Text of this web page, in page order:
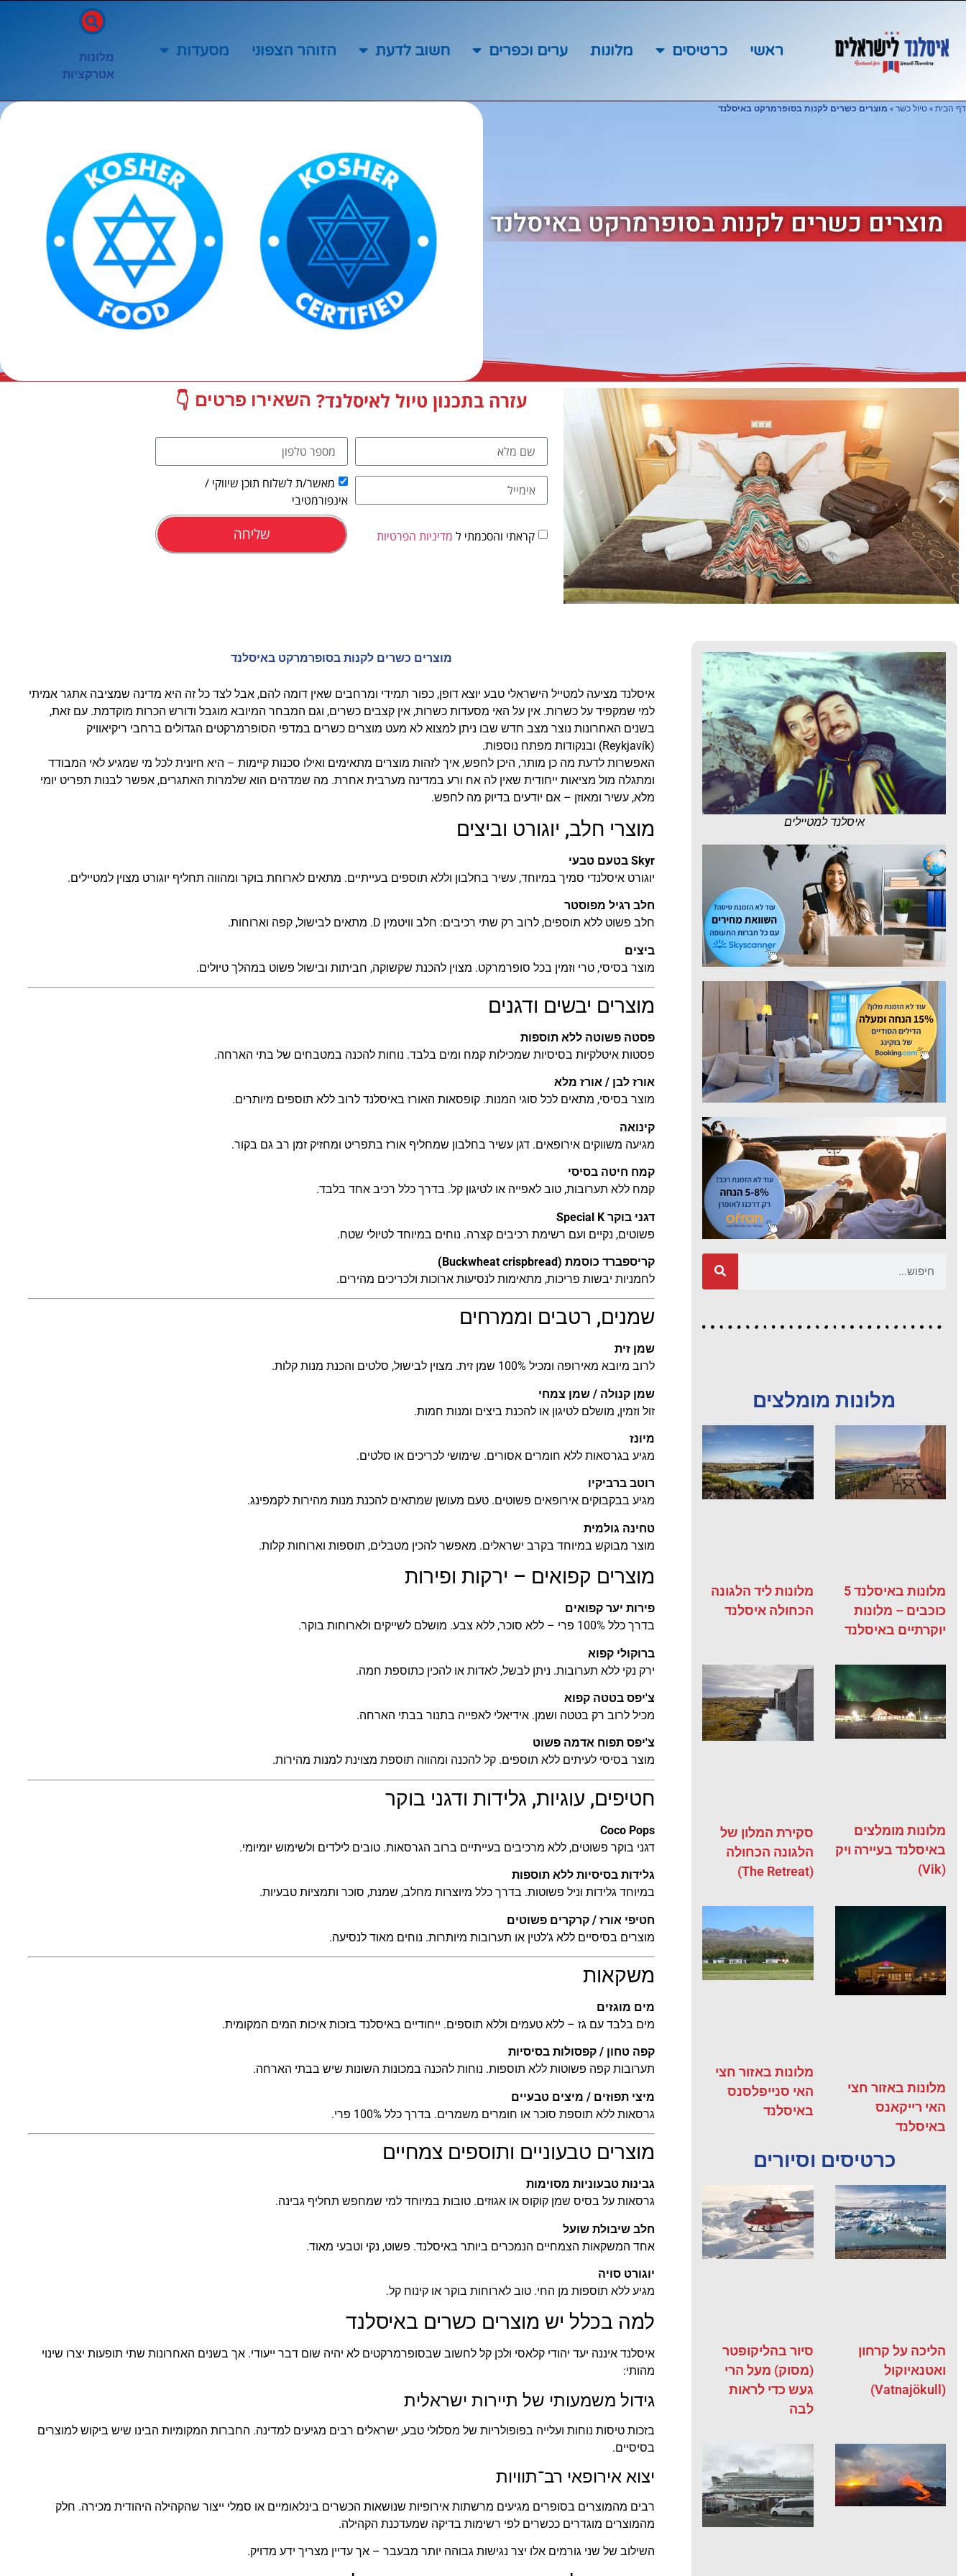
ראשי כרטיסים מלונות ערים וכפרים חשוב לדעת הזוהר הצפוני מסעדות
מלונות
אטרקציות
דף הבית» טיול כשר» מוצרים כשרים לקנות בסופרמרקט באיסלנד
מוצרים כשרים לקנות בסופרמרקט באיסלנד
מלונות
מציאת מלון
מומלץ?
לחצו
פה!
טיסות
טיסה זולה?
לחצו
השוואת מחירים
עזרה בתכנון טיול לאיסלנד? השאירו פרטים 👇
מאשר/ת לשלוח תוכן שיווקי /
אינפורמטיבי
קראתי והסכמתי ל מדיניות הפרטיות שליחה
איסלנד למטיילים
מלונות מומלצים
מלונות באיסלנד 5
כוכבים – מלונות
יוקרתיים באיסלנד
מלונות ליד הלגונה
הכחולה איסלנד
מלונות מומלצים
באיסלנד בעיירה ויק
(Vik)
סקירת המלון של
הלגונה הכחולה
(The Retreat)
מלונות באזור חצי
האי רייקאנס
באיסלנד
מלונות באזור חצי
האי סנייפלסנס
באיסלנד
כרטיסים וסיורים
הליכה על קרחון
ואטנאיוקול
(Vatnajökull)
סיור בהליקופטר
(מסוק) מעל הרי
געש כדי לראות
לבה
מוצרים כשרים לקנות בסופרמרקט באיסלנד
איסלנד מציעה למטייל הישראלי טבע יוצא דופן, כפור תמידי ומרחבים שאין דומה להם, אבל לצד כל זה היא מדינה שמציבה אתגר אמיתי
למי שמקפיד על כשרות. אין על האי מסעדות כשרות, אין קצבים כשרים, וגם המבחר המיובא מוגבל ודורש הכרות מוקדמת. עם זאת,
בשנים האחרונות נוצר מצב חדש שבו ניתן למצוא לא מעט מוצרים כשרים במדפי הסופרמרקטים הגדולים ברחבי ריקיאוויק
(Reykjavík) ובנקודות מפתח נוספות.
האפשרות לדעת מה כן מותר, היכן לחפש, איך לזהות מוצרים מתאימים ואילו סכנות קיימות – היא חיונית לכל מי שמגיע לאי המבודד
ומתגלה מול מציאות ייחודית שאין לה אח ורע במדינה מערבית אחרת. מה שמדהים הוא שלמרות האתגרים, אפשר לבנות תפריט יומי
מלא, עשיר ומאוזן – אם יודעים בדיוק מה לחפש.
מוצרי חלב, יוגורט וביצים
Skyr בטעם טבעי
יוגורט איסלנדי סמיך במיוחד, עשיר בחלבון וללא תוספים בעייתיים. מתאים לארוחת בוקר ומהווה תחליף יוגורט מצוין למטיילים.
חלב רגיל מפוסטר
חלב פשוט ללא תוספים, לרוב רק שתי רכיבים: חלב וויטמין D. מתאים לבישול, קפה וארוחות.
ביצים
מוצר בסיסי, טרי וזמין בכל סופרמרקט. מצוין להכנת שקשוקה, חביתות ובישול פשוט במהלך טיולים.
מוצרים יבשים ודגנים
פסטה פשוטה ללא תוספות
פסטות איטלקיות בסיסיות שמכילות קמח ומים בלבד. נוחות להכנה במטבחים של בתי הארחה.
אורז לבן / אורז מלא
מוצר בסיסי, מתאים לכל סוגי המנות. קופסאות האורז באיסלנד לרוב ללא תוספים מיותרים.
קינואה
מגיעה משווקים אירופאים. דגן עשיר בחלבון שמחליף אורז בתפריט ומחזיק זמן רב גם בקור.
קמח חיטה בסיסי
קמח ללא תערובות, טוב לאפייה או לטיגון קל. בדרך כלל רכיב אחד בלבד.
דגני בוקר Special K
פשוטים, נקיים ועם רשימת רכיבים קצרה. נוחים במיוחד לטיולי שטח.
קריספברד כוסמת (Buckwheat crispbread)
לחמניות יבשות פריכות, מתאימות לנסיעות ארוכות ולכריכים מהירים.
שמנים, רטבים וממרחים
שמן זית
לרוב מיובא מאירופה ומכיל 100% שמן זית. מצוין לבישול, סלטים והכנת מנות קלות.
שמן קנולה / שמן צמחי
זול וזמין, מושלם לטיגון או להכנת ביצים ומנות חמות.
מיונז
מגיע בגרסאות ללא חומרים אסורים. שימושי לכריכים או סלטים.
רוטב ברביקיו
מגיע בבקבוקים אירופאים פשוטים. טעם מעושן שמתאים להכנת מנות מהירות לקמפינג.
טחינה גולמית
מוצר מבוקש במיוחד בקרב ישראלים. מאפשר להכין מטבלים, תוספות וארוחות קלות.
מוצרים קפואים – ירקות ופירות
פירות יער קפואים
בדרך כלל 100% פרי – ללא סוכר, ללא צבע. מושלם לשייקים ולארוחות בוקר.
ברוקולי קפוא
ירק נקי ללא תערובות. ניתן לבשל, לאדות או להכין כתוספת חמה.
צ'יפס בטטה קפוא
מכיל לרוב רק בטטה ושמן. אידיאלי לאפייה בתנור בבתי הארחה.
צ'יפס תפוח אדמה פשוט
מוצר בסיסי לעיתים ללא תוספים. קל להכנה ומהווה תוספת מצוינת למנות מהירות.
חטיפים, עוגיות, גלידות ודגני בוקר
Coco Pops
דגני בוקר פשוטים, ללא מרכיבים בעייתיים ברוב הגרסאות. טובים לילדים ולשימוש יומיומי.
גלידות בסיסיות ללא תוספות
במיוחד גלידות וניל פשוטות. בדרך כלל מיוצרות מחלב, שמנת, סוכר ותמציות טבעיות.
חטיפי אורז / קרקרים פשוטים
מוצרים בסיסיים ללא ג’לטין או תערובות מיותרות. נוחים מאוד לנסיעה.
משקאות
מים מוגזים
מים בלבד עם גז – ללא טעמים וללא תוספים. ייחודיים באיסלנד בזכות איכות המים המקומית.
קפה טחון / קפסולות בסיסיות
תערובות קפה פשוטות ללא תוספות. נוחות להכנה במכונות השונות שיש בבתי הארחה.
מיצי תפוזים / מיצים טבעיים
גרסאות ללא תוספת סוכר או חומרים משמרים. בדרך כלל 100% פרי.
מוצרים טבעוניים ותוספים צמחיים
גבינות טבעוניות מסוימות
גרסאות על בסיס שמן קוקוס או אגוזים. טובות במיוחד למי שמחפש תחליף גבינה.
חלב שיבולת שועל
אחד המשקאות הצמחיים הנמכרים ביותר באיסלנד. פשוט, נקי וטבעי מאוד.
יוגורט סויה
מגיע ללא תוספות מן החי. טוב לארוחות בוקר או קינוח קל.
למה בכלל יש מוצרים כשרים באיסלנד
איסלנד איננה יעד יהודי קלאסי ולכן קל לחשוב שבסופרמרקטים לא יהיה שום דבר ייעודי. אך בשנים האחרונות שתי תופעות יצרו שינוי
מהותי:
גידול משמעותי של תיירות ישראלית
בזכות טיסות נוחות ועלייה בפופולריות של מסלולי טבע, ישראלים רבים מגיעים למדינה. החברות המקומיות הבינו שיש ביקוש למוצרים
בסיסיים.
יצוא אירופאי רב־תוויות
רבים מהמוצרים בסופרים מגיעים מרשתות אירופיות שנושאות הכשרים בינלאומיים או סמלי ייצור שהקהילה היהודית מכירה. חלק
מהמוצרים מוגדרים ככשרים לפי רשימות בדיקה שמעדכנת הקהילה.
השילוב של שני גורמים אלו יצר נגישות גבוהה יותר מבעבר – אך עדיין מצריך ידע מדויק.